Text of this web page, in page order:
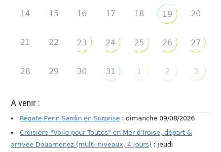
14 15 16 17 18 19 20
21 22 23 24 25 26 27
28 29 30 31 1 2 3
A venir :
Régate Penn Sardin en Surprise : dimanche 09/08/2026
Croisière "Voile pour Toutes" en Mer d'Iroise, départ &
arrivée Douarnenez (multi-niveaux, 4 jours) : jeudi